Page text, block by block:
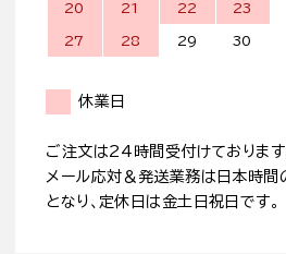
20 21 22 23
27 28 29 30
休業日
ご注文は24時間受付けております
メール応対＆発送業務は日本時
となり、定休日は金土日祝日です。